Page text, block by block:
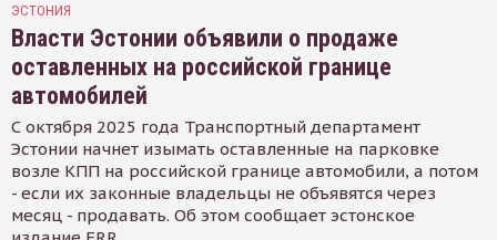
ЭСТОНИЯ
Власти Эстонии объявили о продаже
оставленных на российской границе
автомобилей
С октября 2025 года Транспортный департамент
Эстонии начнет изымать оставленные на парковке
возле КПП на российской границе автомобили, а потом
- если их законные владельцы не объявятся через
месяц - продавать. Об этом сообщает эстонское